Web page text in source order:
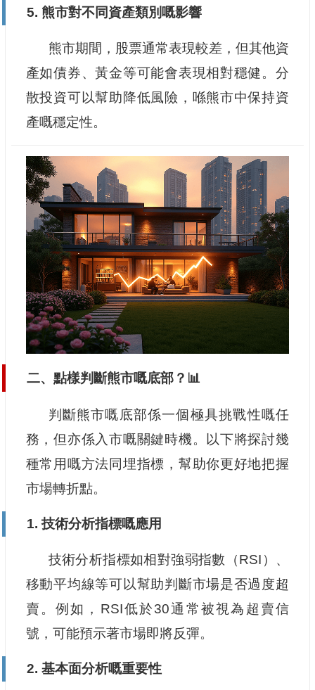
5. 熊市對不同資產類別嘅影響
熊市期間，股票通常表現較差，但其他資
產如債券、黃金等可能會表現相對穩健。分
散投資可以幫助降低風險，喺熊市中保持資
產嘅穩定性。
二、點樣判斷熊市嘅底部？📊
判斷熊市嘅底部係一個極具挑戰性嘅任
務，但亦係入市嘅關鍵時機。以下將探討幾
種常用嘅方法同埋指標，幫助你更好地把握
市場轉折點。
1. 技術分析指標嘅應用
技術分析指標如相對強弱指數（RSI）、
移動平均線等可以幫助判斷市場是否過度超
賣。例如，RSI低於30通常被視為超賣信
號，可能預示著市場即將反彈。
2. 基本面分析嘅重要性